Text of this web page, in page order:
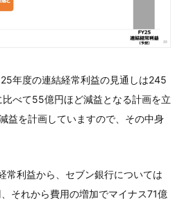
年度の連結経常利益の見通しは245
べて55億円ほど減益となる計画を立
益を計画していますので、その中身
常利益から、セブン銀行については
それから費用の増加でマイナス71億